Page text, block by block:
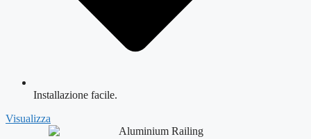
Installazione facile.
Visualizza